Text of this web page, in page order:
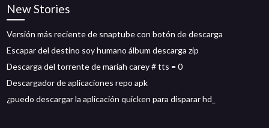
New Stories
Versión más reciente de snaptube con botón de descarga
Escapar del destino soy humano álbum descarga zip
Descarga del torrente de mariah carey # tts = 0
Descargador de aplicaciones repo apk
¿puedo descargar la aplicación quicken para disparar hd_